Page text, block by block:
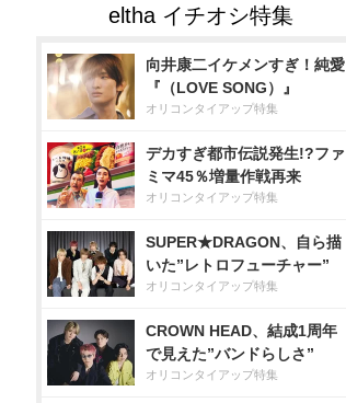
向井康二イケメンすぎ！純愛
『（LOVE SONG）』
オリコンタイアップ特集
デカすぎ都市伝説発生!?ファ
ミマ45％増量作戦再来
オリコンタイアップ特集
SUPER★DRAGON、自ら描
いた”レトロフューチャー”
オリコンタイアップ特集
CROWN HEAD、結成1周年
で見えた”バンドらしさ”
オリコンタイアップ特集